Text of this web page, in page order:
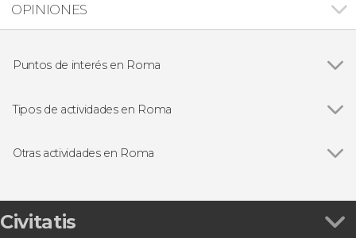
OPINIONES
Puntos de interés en Roma
Plaza Navona
Fontana de Trevi
Museos Vaticanos y Capilla Sixtina
Castillo de Sant'Angelo
Tipos de actividades en Roma
Free tours en Roma
Autobuses desde el aeropuerto de Roma
Autobuses turísticos en Roma
Otras actividades en Roma
Excursión a Florencia y Pisa
Tour por el Estadio Olímpico de Roma
Civitatis